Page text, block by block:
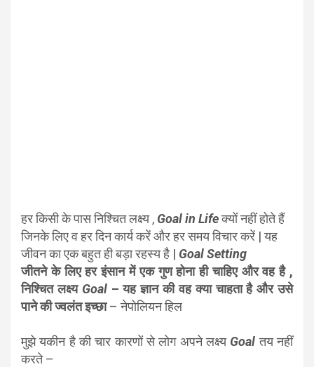
हर किसी के पास निश्चित लक्ष्य , Goal in Lifeक्यों नहीं होते हैं
जिनके लिए व हर दिन कार्य करें और हर समय विचार करें | यह
जीवन का एक बहुत ही बड़ा रहस्य है | Goal Setting
जीतने के लिए हर इंसान में एक गुण होना ही चाहिए और वह है ,
निश्चित लक्ष्य Goal– यह ज्ञान की वह क्या चाहता है और उसे
पाने की ज्वलंत इच्छा– नेपोलियन हिल
मुझे यकीन है की चार कारणों से लोग अपने लक्ष्य Goalतय नहीं
करते –